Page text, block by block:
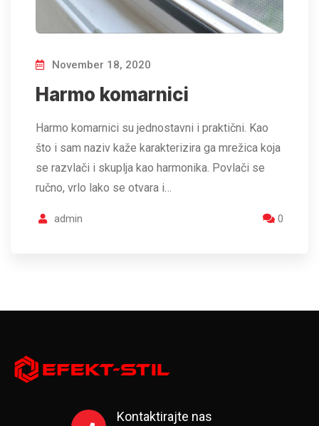
November 18, 2020
Harmo komarnici
Harmo komarnici su jednostavni i praktični. Kao
što i sam naziv kaže karakterizira ga mrežica koja
se razvlači i skuplja kao harmonika. Povlači se
ručno, vrlo lako se otvara i…
admin 0
Kontaktirajte nas